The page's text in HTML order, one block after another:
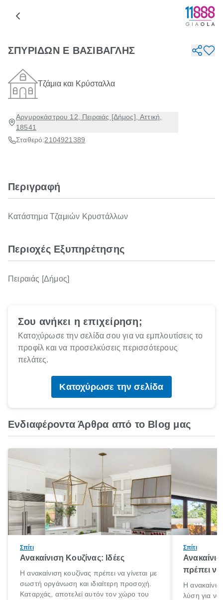
ΣΠΥΡΙΔΩΝ Ε ΒΑΣΙΒΑΓΛΗΣ
Τζάμια και Κρύσταλλα
Αργυροκάστρου 12, Πειραιάς [Δήμος], Αττική,
18541
Σταθερό:2104921389
Περιγραφή
Κατάστημα Τζαμιών Κρυστάλλων
Περιοχές Εξυπηρέτησης
Πειραιάς [Δήμος]
Σου ανήκει η επιχείρηση;
Κατοχύρωσε την σελίδα σου για να εμπλουτίσεις το
προφίλ και να προσελκύσεις περισσότερους
πελάτες.
Κατοχύρωσε την σελίδα
Ενδιαφέροντα Άρθρα από το Blog μας
Σπίτι
Ανακαίνιση Κουζίνας: Ιδέες
Η ανακαίνιση κουζίνας πρέπει να γίνεται με
σωστή οργάνωση και ιδιαίτερη προσοχή.
Καταρχάς, αποτελεί αυτόν τον χώρο του
Σπίτι
πρέπει να
Η
λύση για να